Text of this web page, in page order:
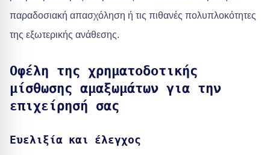
παραδοσιακή απασχόληση ή τις πιθανές πολυπλοκότητες
της εξωτερικής ανάθεσης.
Οφέλη της χρηματοδοτικής
μίσθωσης αμαξωμάτων για την
επιχείρησή σας
Ευελιξία και έλεγχος